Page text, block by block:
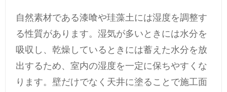
自然素材である漆喰や珪藻土には湿度を調整す
る性質があります。湿気が多いときには水分を
吸収し、乾燥しているときには蓄えた水分を放
出するため、室内の湿度を一定に保ちやすくな
ります。壁だけでなく天井に塗ることで施工面